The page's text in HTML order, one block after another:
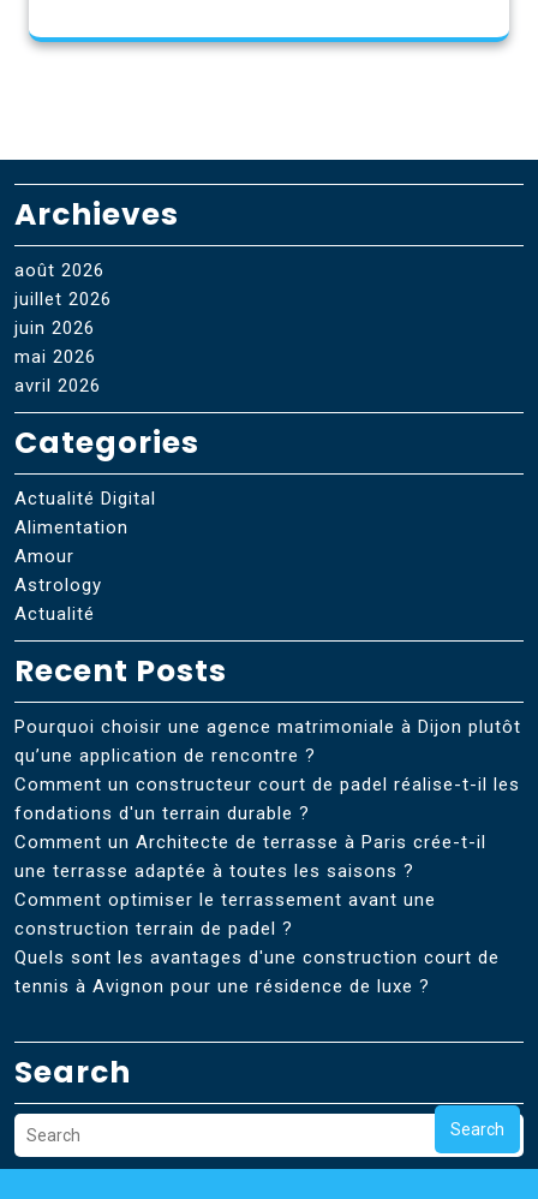
Archieves
août 2026
juillet 2026
juin 2026
mai 2026
avril 2026
Categories
Actualité Digital
Alimentation
Amour
Astrology
Actualité
Recent Posts
Pourquoi choisir une agence matrimoniale à Dijon plutôt
qu’une application de rencontre ?
Comment un constructeur court de padel réalise-t-il les
fondations d'un terrain durable ?
Comment un Architecte de terrasse à Paris crée-t-il
une terrasse adaptée à toutes les saisons ?
Comment optimiser le terrassement avant une
construction terrain de padel ?
Quels sont les avantages d'une construction court de
tennis à Avignon pour une résidence de luxe ?
Search
Search